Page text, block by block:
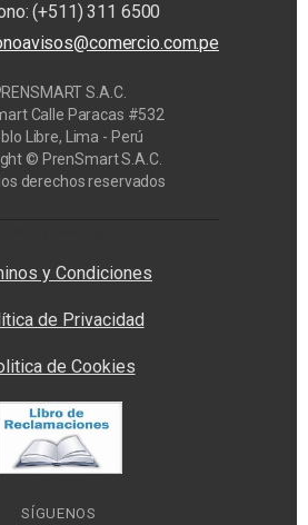
(+511) 311 6500
S.A.C.
Calle Paracas #532
Libre, Lima - Perú
© PrenSmart S.A.C.
derechos reservados
y Condiciones
de Privacidad
de Cookies
SÍGUENOS